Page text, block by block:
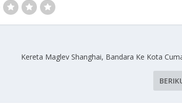
Kereta Maglev Shanghai, Bandara Ke Kota